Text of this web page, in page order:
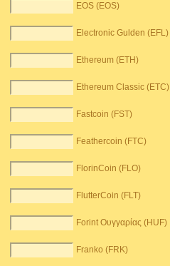
EOS (EOS)
Electronic Gulden (EFL)
Ethereum (ETH)
Ethereum Classic (ETC)
Fastcoin (FST)
Feathercoin (FTC)
FlorinCoin (FLO)
FlutterCoin (FLT)
Forint Ουγγαρίας (HUF)
Franko (FRK)